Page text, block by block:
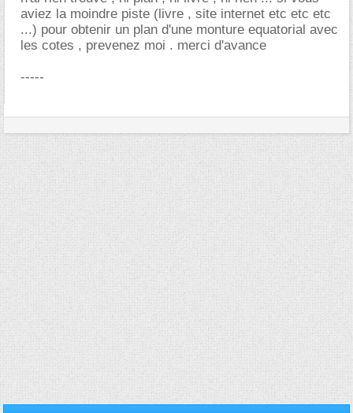
aviez la moindre piste (livre , site internet etc etc etc
...) pour obtenir un plan d'une monture equatorial avec
les cotes , prevenez moi . merci d'avance
-----